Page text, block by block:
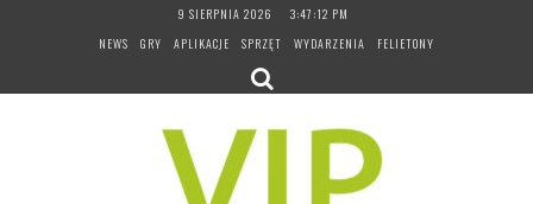
9 SIERPNIA 2026
3:47:12 PM
NEWS
GRY APLIKACJE SPRZĘT WYDARZENIA FELIETONY